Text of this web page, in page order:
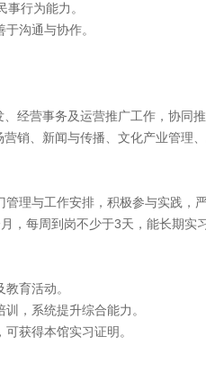
行为能力。
沟通与协作。
经营事务及运营推广工作，协同推
销、新闻与传播、文化产业管理
理与工作安排，积极参与实践，
，每周到岗不少于3天，能长期实
育活动。
，系统提升综合能力。
获得本馆实习证明。